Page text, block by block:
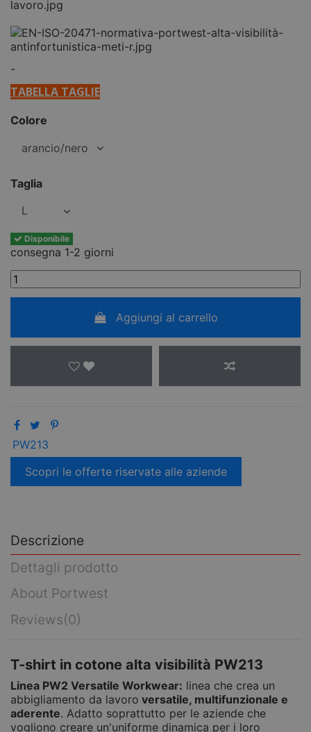
-
TABELLA TAGLIE
Colore
Taglia
Disponibile
consegna 1-2 giorni
Aggiungi al carrello
PW213
Scopri le offerte riservate alle aziende
Descrizione
Dettagli prodotto
About Portwest
Reviews(0)
T-shirt in cotone alta visibilità PW213
Linea PW2 Versatile Workwear: linea che crea un
abbigliamento da lavoro versatile, multifunzionale e
aderente. Adatto soprattutto per le aziende che
vogliono creare un'uniforme dinamica per i loro